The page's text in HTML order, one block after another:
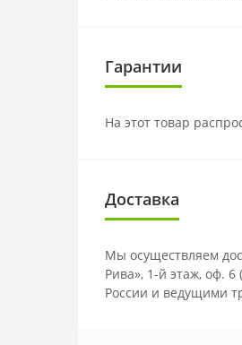
Гарантии
На этот товар
Доставка
Мы осуществляем
Рива», 1-й этаж, оф.
России и ведущими